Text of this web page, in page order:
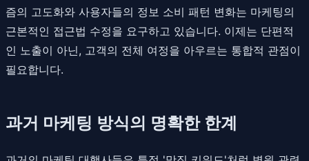
즘의 고도화와 사용자들의 정보 소비 패턴 변화는 마케팅의
근본적인 접근법 수정을 요구하고 있습니다. 이제는 단편적
인 노출이 아닌, 고객의 전체 여정을 아우르는 통합적 관점이
필요합니다.
과거 마케팅 방식의 명확한 한계